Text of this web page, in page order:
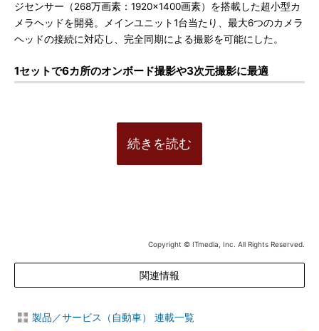
ジセンサー（268万画素：1920×1400画素）を搭載した超小型カ
メラヘッドを開発。メインユニット1台当たり、最大6つのカメラ
ヘッドの接続に対応し、完全同期による撮影を可能にした。
1セットで6カ所のオンボード撮影や3次元撮影に最適
続きを読む
Copyright © ITmedia, Inc. All Rights Reserved.
関連情報
製品／サービス（自動車） 連載一覧